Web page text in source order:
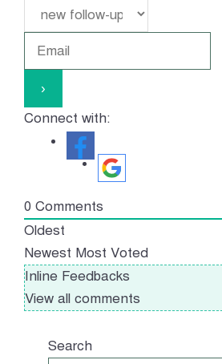
Connect with:
0 Comments
Oldest
Newest Most Voted
Inline Feedbacks
View all comments
Search